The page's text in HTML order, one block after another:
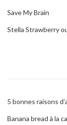
Save My Brain
Stella Strawberry
5 bonnes raisons
Banana bread à la